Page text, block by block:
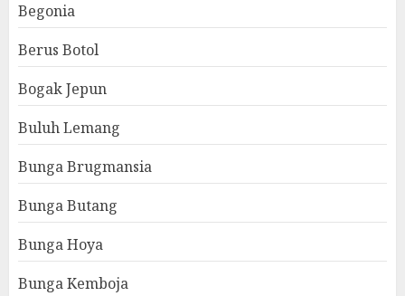
Begonia
Berus Botol
Bogak Jepun
Buluh Lemang
Bunga Brugmansia
Bunga Butang
Bunga Hoya
Bunga Kemboja